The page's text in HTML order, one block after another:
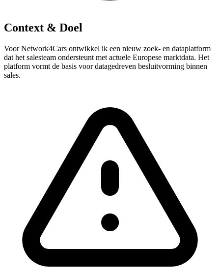
Context & Doel
Voor Network4Cars ontwikkel ik een nieuw zoek- en dataplatform
dat het salesteam ondersteunt met actuele Europese marktdata. Het
platform vormt de basis voor datagedreven besluitvorming binnen
sales.